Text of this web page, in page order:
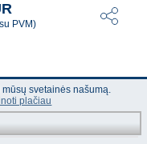
PVM)
svetainės našumą.
plačiau